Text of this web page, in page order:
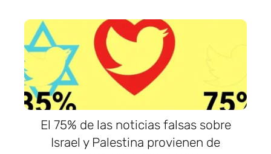
El 75% de las noticias falsas sobre
Israel y Palestina provienen de